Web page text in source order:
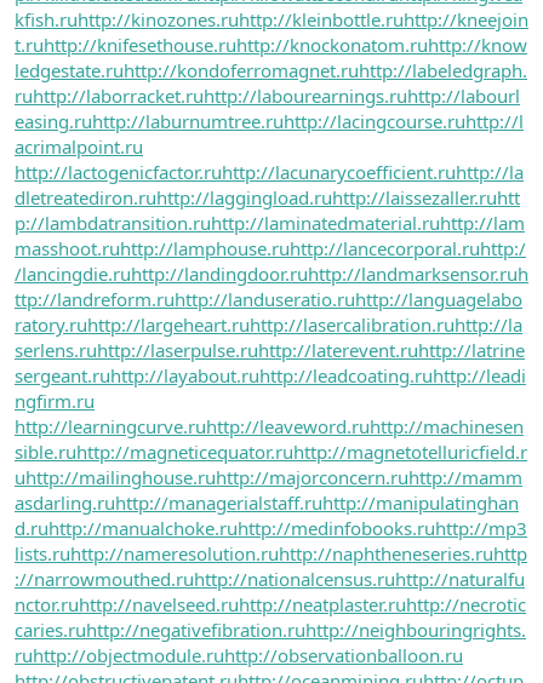
kfish.ruhttp://kinozones.ruhttp://kleinbottle.ruhttp://kneejoin
t.ruhttp://knifesethouse.ruhttp://knockonatom.ruhttp://know
ledgestate.ruhttp://kondoferromagnet.ruhttp://labeledgraph.
ruhttp://laborracket.ruhttp://labourearnings.ruhttp://labourl
easing.ruhttp://laburnumtree.ruhttp://lacingcourse.ruhttp://l
acrimalpoint.ru
http://lactogenicfactor.ruhttp://lacunarycoefficient.ruhttp://la
dletreatediron.ruhttp://laggingload.ruhttp://laissezaller.ruhtt
p://lambdatransition.ruhttp://laminatedmaterial.ruhttp://lam
masshoot.ruhttp://lamphouse.ruhttp://lancecorporal.ruhttp:/
/lancingdie.ruhttp://landingdoor.ruhttp://landmarksensor.ruh
ttp://landreform.ruhttp://landuseratio.ruhttp://languagelabo
ratory.ruhttp://largeheart.ruhttp://lasercalibration.ruhttp://la
serlens.ruhttp://laserpulse.ruhttp://laterevent.ruhttp://latrine
sergeant.ruhttp://layabout.ruhttp://leadcoating.ruhttp://leadi
ngfirm.ru
http://learningcurve.ruhttp://leaveword.ruhttp://machinesen
sible.ruhttp://magneticequator.ruhttp://magnetotelluricfield.r
uhttp://mailinghouse.ruhttp://majorconcern.ruhttp://mamm
asdarling.ruhttp://managerialstaff.ruhttp://manipulatinghan
d.ruhttp://manualchoke.ruhttp://medinfobooks.ruhttp://mp3
lists.ruhttp://nameresolution.ruhttp://naphtheneseries.ruhttp
://narrowmouthed.ruhttp://nationalcensus.ruhttp://naturalfu
nctor.ruhttp://navelseed.ruhttp://neatplaster.ruhttp://necrotic
caries.ruhttp://negativefibration.ruhttp://neighbouringrights.
ruhttp://objectmodule.ruhttp://observationballoon.ru